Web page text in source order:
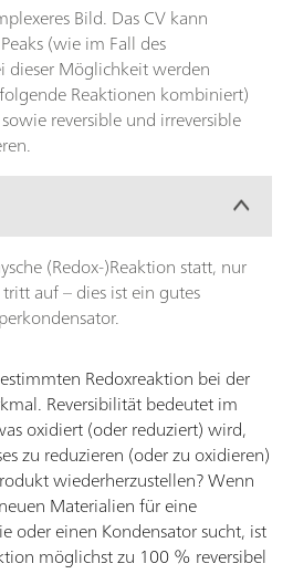
Bild. Das CV kann
(wie im Fall des
dieser Möglichkeit werden
Reaktionen kombiniert)
reversible und irreversible
(Redox-)Reaktion statt, nur
auf – dies ist ein gutes
Redoxreaktion bei der
Reversibilität bedeutet im
oxidiert (oder reduziert) wird,
zu reduzieren (oder zu oxidieren)
wiederherzustellen? Wenn
Materialien für eine
oder einen Kondensator sucht, ist
möglichst zu 100 % reversibel